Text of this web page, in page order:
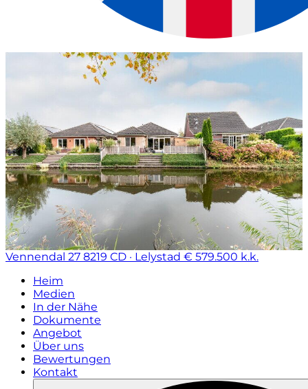
Vennendal 27 8219 CD · Lelystad € 579.500 k.k.
Heim
Medien
In der Nähe
Dokumente
Angebot
Über uns
Bewertungen
Kontakt